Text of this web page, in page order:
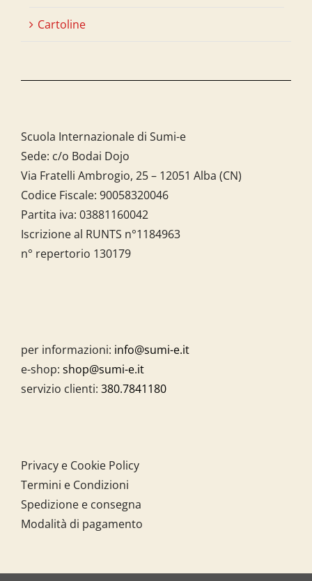
Cartoline
Scuola Internazionale di Sumi-e
Sede: c/o Bodai Dojo
Via Fratelli Ambrogio, 25 – 12051 Alba (CN)
Codice Fiscale: 90058320046
Partita iva: 03881160042
Iscrizione al RUNTS n°1184963
n° repertorio 130179
per informazioni: info@sumi-e.it
e-shop: shop@sumi-e.it
servizio clienti: 380.7841180
Privacy e Cookie Policy
Termini e Condizioni
Spedizione e consegna
Modalità di pagamento